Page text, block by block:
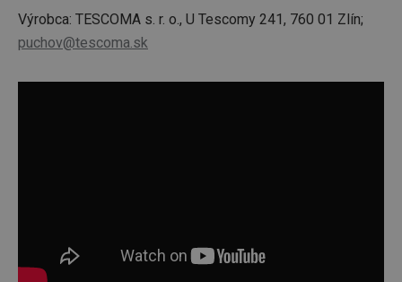
Výrobca: TESCOMA s. r. o., U Tescomy 241, 760 01 Zlín;
puchov@tescoma.sk